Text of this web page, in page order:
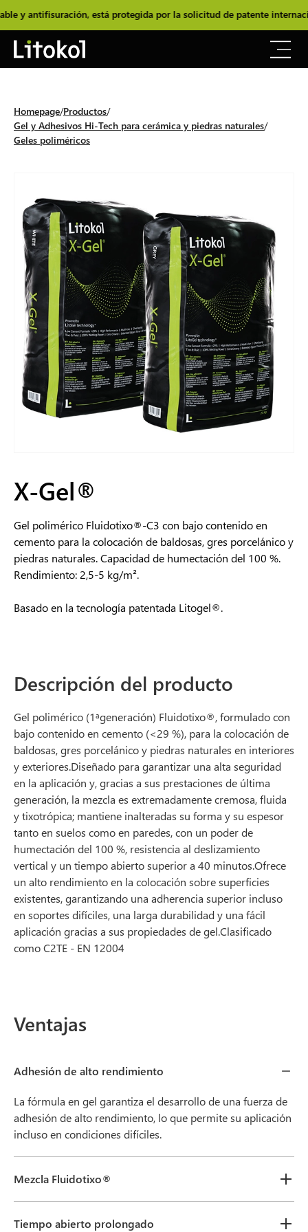
antifisuración, está protegida por la solicitud de patente
Homepage Productos
Gel y Adhesivos Hi-Tech para cerámica y piedras naturales
Geles poliméricos
X-Gel®
Gel polimérico Fluidotixo®-C3 con bajo contenido en
cemento para la colocación de baldosas, gres porcelánico y
piedras naturales. Capacidad de humectación del 100 %.
Rendimiento: 2,5-5 kg/m².
Basado en la tecnología patentada Litogel®.
Descripción del producto
Gel polimérico (1 ageneración) Fluidotixo®, formulado con
bajo contenido en cemento (<29 %), para la colocación de
baldosas, gres porcelánico y piedras naturales en interiores
y exteriores.Diseñado para garantizar una alta seguridad
en la aplicación y, gracias a sus prestaciones de última
generación, la mezcla es extremadamente cremosa, fluida
y tixotrópica; mantiene inalteradas su forma y su espesor
tanto en suelos como en paredes, con un poder de
humectación del 100 %, resistencia al deslizamiento
vertical y un tiempo abierto superior a 40 minutos.Ofrece
un alto rendimiento en la colocación sobre superficies
existentes, garantizando una adherencia superior incluso
en soportes difíciles, una larga durabilidad y una fácil
aplicación gracias a sus propiedades de gel.Clasificado
como C2TE - EN 12004
Ventajas
Adhesión de alto rendimiento
La fórmula en gel garantiza el desarrollo de una fuerza de
adhesión de alto rendimiento, lo que permite su aplicación
incluso en condiciones difíciles.
Mezcla Fluidotixo®
Tiempo abierto prolongado